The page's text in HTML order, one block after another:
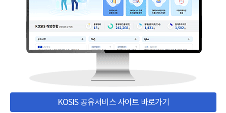
KOSIS 공유서비스 사이트 바로가기